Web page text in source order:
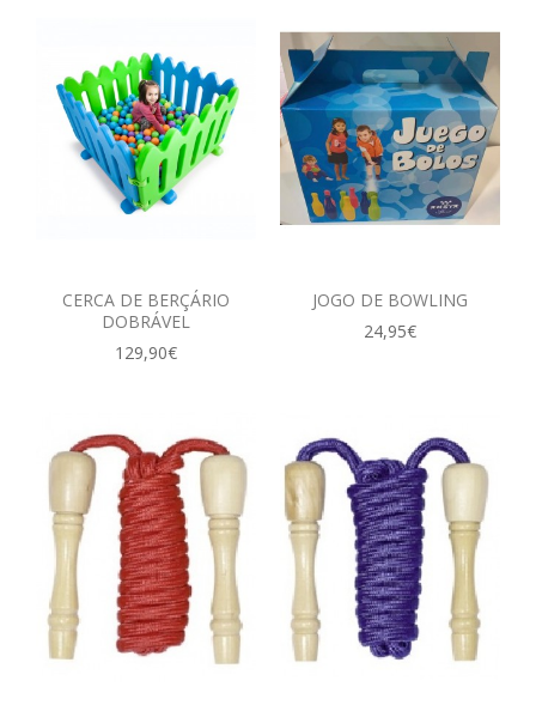
CERCA DE BERÇÁRIO
DOBRÁVEL
129,90€
JOGO DE BOWLING
24,95€